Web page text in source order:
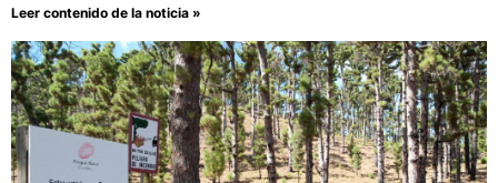
Leer contenido de la noticia »